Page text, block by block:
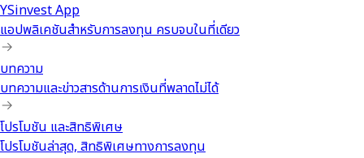
YSinvest App
แอปพลิเคชันสำหรับการลงทุน ครบจบในที่เดียว
บทความ
บทความและข่าวสารด้านการเงินที่พลาดไม่ได้
โปรโมชัน และสิทธิพิเศษ
โปรโมชันล่าสุด, สิทธิพิเศษทางการลงทุน